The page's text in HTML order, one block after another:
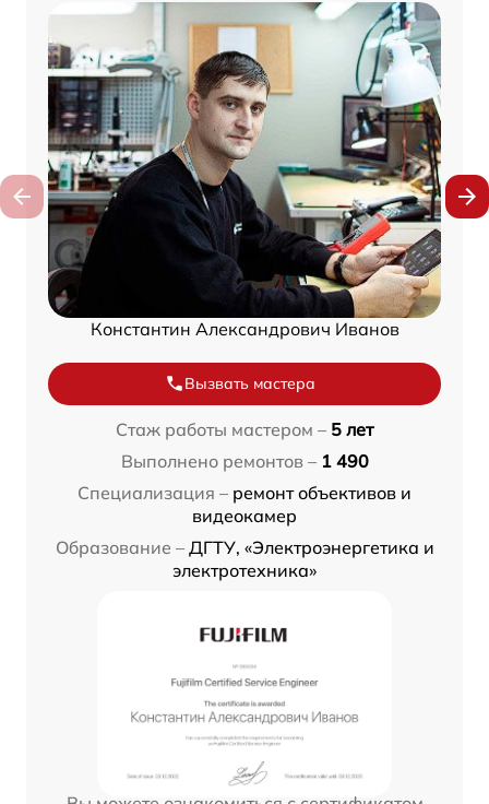
Константин Александрович Иванов
Вызвать мастера
Стаж работы мастером – 5 лет
Выполнено ремонтов – 1 490
Специализация – ремонт объективов и
видеокамер
Образование – ДГТУ, «Электроэнергетика и
электротехника»